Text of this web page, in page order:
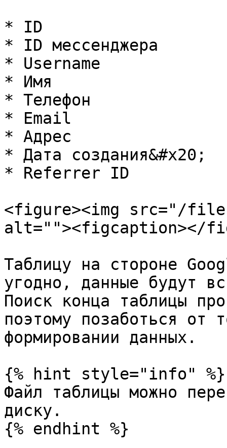
* ID
* ID мессенджера
* Username
* Имя
* Телефон
* Email
* Адрес
* Дата создания&#x20;
* Referrer ID
<figure><img src="/files/
alt=""><figcaption></
Таблицу на стороне
угодно, данные будут
Поиск конца таблицы
поэтому позаботься от
формировании данных.
{% hint style="info" %}
Файл таблицы можно
диску.